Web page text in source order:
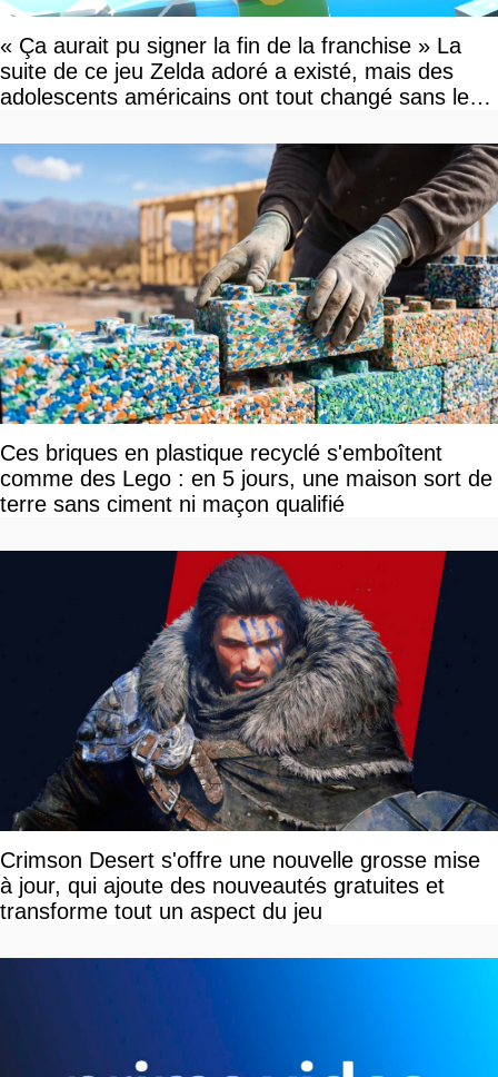
« Ça aurait pu signer la fin de la franchise » La
suite de ce jeu Zelda adoré a existé, mais des
adolescents américains ont tout changé sans le
Ces briques en plastique recyclé s'emboîtent
comme des Lego : en 5 jours, une maison sort de
terre sans ciment ni maçon qualifié
Crimson Desert s'offre une nouvelle grosse mise
à jour, qui ajoute des nouveautés gratuites et
transforme tout un aspect du jeu